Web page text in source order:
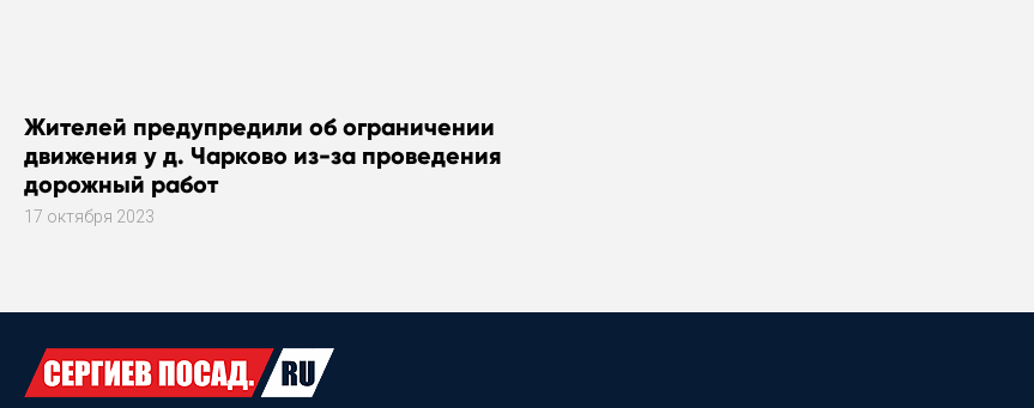
Жителей предупредили об ограничении
движения у д. Чарково из-за проведения
дорожный работ
17 октября 2023